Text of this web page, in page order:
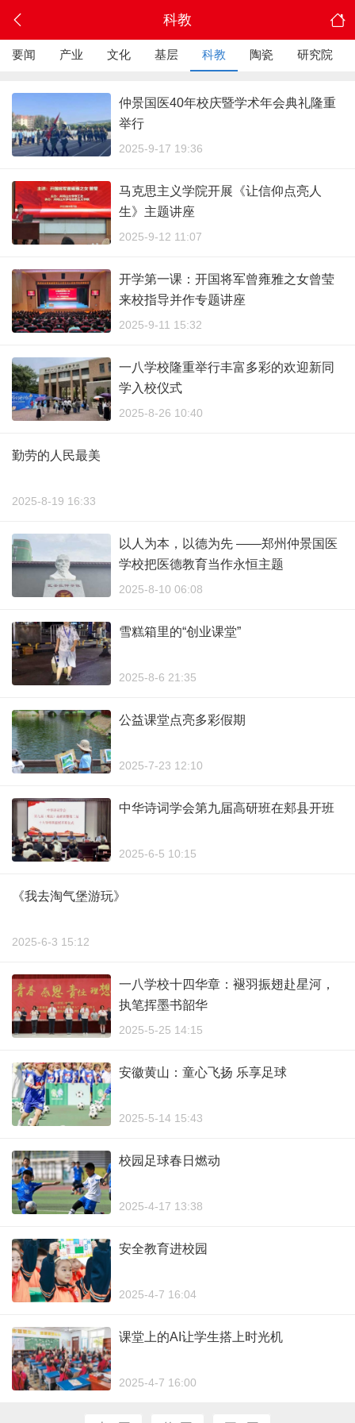
科教
要闻 产业 文化 基层 科教 陶瓷 研究院
仲景国医40年校庆暨学术年会典礼隆重
举行​
2025-9-17 19:36
马克思主义学院开展《让信仰点亮人
生》主题讲座
2025-9-12 11:07
开学第一课：开国将军曾雍雅之女曾莹
来校指导并作专题讲座
2025-9-11 15:32
一八学校隆重举行丰富多彩的欢迎新同
学入校仪式
2025-8-26 10:40
勤劳的人民最美
2025-8-19 16:33
以人为本，以德为先 ——郑州仲景国医
学校把医德教育当作永恒主题
2025-8-10 06:08
雪糕箱里的“创业课堂”
2025-8-6 21:35
公益课堂点亮多彩假期
2025-7-23 12:10
中华诗词学会第九届高研班在郏县开班
2025-6-5 10:15
《我去淘气堡游玩》
2025-6-3 15:12
一八学校十四华章：褪羽振翅赴星河，
执笔挥墨书韶华
2025-5-25 14:15
安徽黄山：童心飞扬 乐享足球
2025-5-14 15:43
校园足球春日燃动
2025-4-17 13:38
安全教育进校园
2025-4-7 16:04
课堂上的AI让学生搭上时光机
2025-4-7 16:00